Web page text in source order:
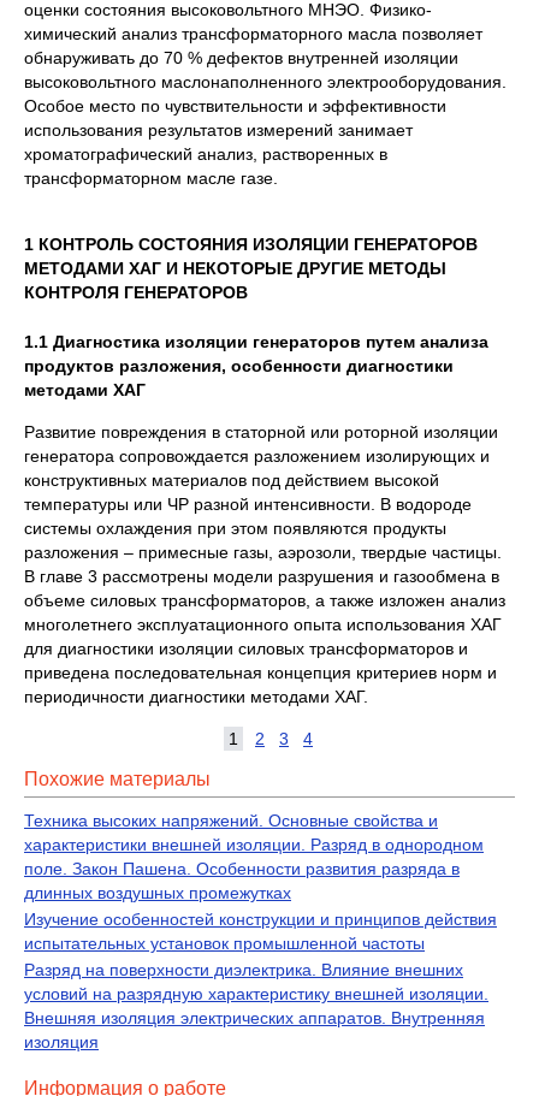
оценки состояния высоковольтного МНЭО. Физико-
химический анализ трансформаторного масла позволяет
обнаруживать до 70 % дефектов внутренней изоляции
высоковольтного маслонаполненного электрооборудования.
Особое место по чувствительности и эффективности
использования результатов измерений занимает
хроматографический анализ, растворенных в
трансформаторном масле газе.
1 КОНТРОЛЬ СОСТОЯНИЯ ИЗОЛЯЦИИ ГЕНЕРАТОРОВ
МЕТОДАМИ ХАГ И НЕКОТОРЫЕ ДРУГИЕ МЕТОДЫ
КОНТРОЛЯ ГЕНЕРАТОРОВ
1.1 Диагностика изоляции генераторов путем анализа
продуктов разложения, особенности диагностики
методами ХАГ
Развитие повреждения в статорной или роторной изоляции
генератора сопровождается разложением изолирующих и
конструктивных материалов под действием высокой
температуры или ЧР разной интенсивности. В водороде
системы охлаждения при этом появляются продукты
разложения – примесные газы, аэрозоли, твердые частицы.
В главе 3 рассмотрены модели разрушения и газообмена в
объеме силовых трансформаторов, а также изложен анализ
многолетнего эксплуатационного опыта использования ХАГ
для диагностики изоляции силовых трансформаторов и
приведена последовательная концепция критериев норм и
периодичности диагностики методами ХАГ.
1 2 3 4
Похожие материалы
Техника высоких напряжений. Основные свойства и
характеристики внешней изоляции. Разряд в однородном
поле. Закон Пашена. Особенности развития разряда в
длинных воздушных промежутках
Изучение особенностей конструкции и принципов действия
испытательных установок промышленной частоты
Разряд на поверхности диэлектрика. Влияние внешних
условий на разрядную характеристику внешней изоляции.
Внешняя изоляция электрических аппаратов. Внутренняя
изоляция
Информация о работе